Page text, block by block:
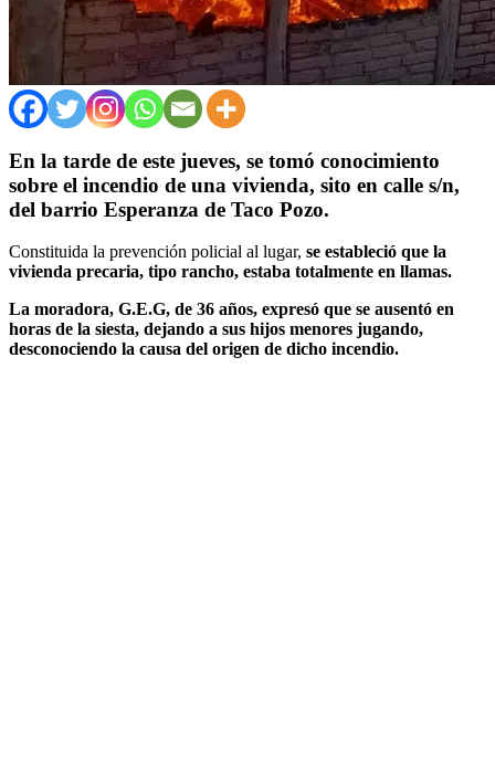
En la tarde de este jueves, se tomó conocimiento
sobre el incendio de una vivienda, sito en calle s/n,
del barrio Esperanza de Taco Pozo.
Constituida la prevención policial al lugar, se estableció que la
vivienda precaria, tipo rancho, estaba totalmente en llamas.
La moradora, G.E.G, de 36 años, expresó que se ausentó en
horas de la siesta, dejando a sus hijos menores jugando,
desconociendo la causa del origen de dicho incendio.